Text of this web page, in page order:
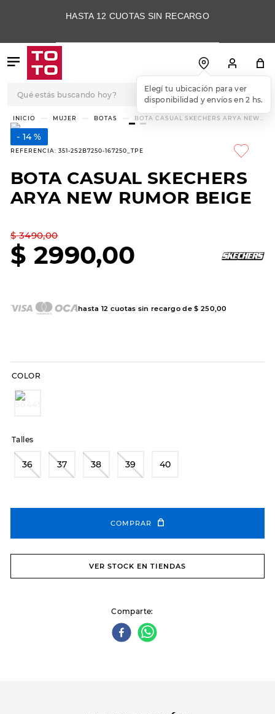
HASTA 12 CUOTAS SIN RECARGO
Elegí tu ubicación para ver
disponibilidad y envíos en 2 hs.
MUJER BOTAS
BOTA CASUAL SKECHERS ARYA NEW
RUMOR BEIGE
14 %
REFERENCIA: 351-2S2B7250-167250_TPE
BOTA CASUAL SKECHERS
ARYA NEW RUMOR BEIGE
$ 3490,00
$ 2990,00
hasta 12 cuotas sin recargo de$ 250 ,00
COLOR
Talles
36 37 38 39 40
COMPRAR
VER STOCK EN TIENDAS
Comparte
TÉRMINOS MÁS
BUSCADOS
1
3.
skechers slip-ins